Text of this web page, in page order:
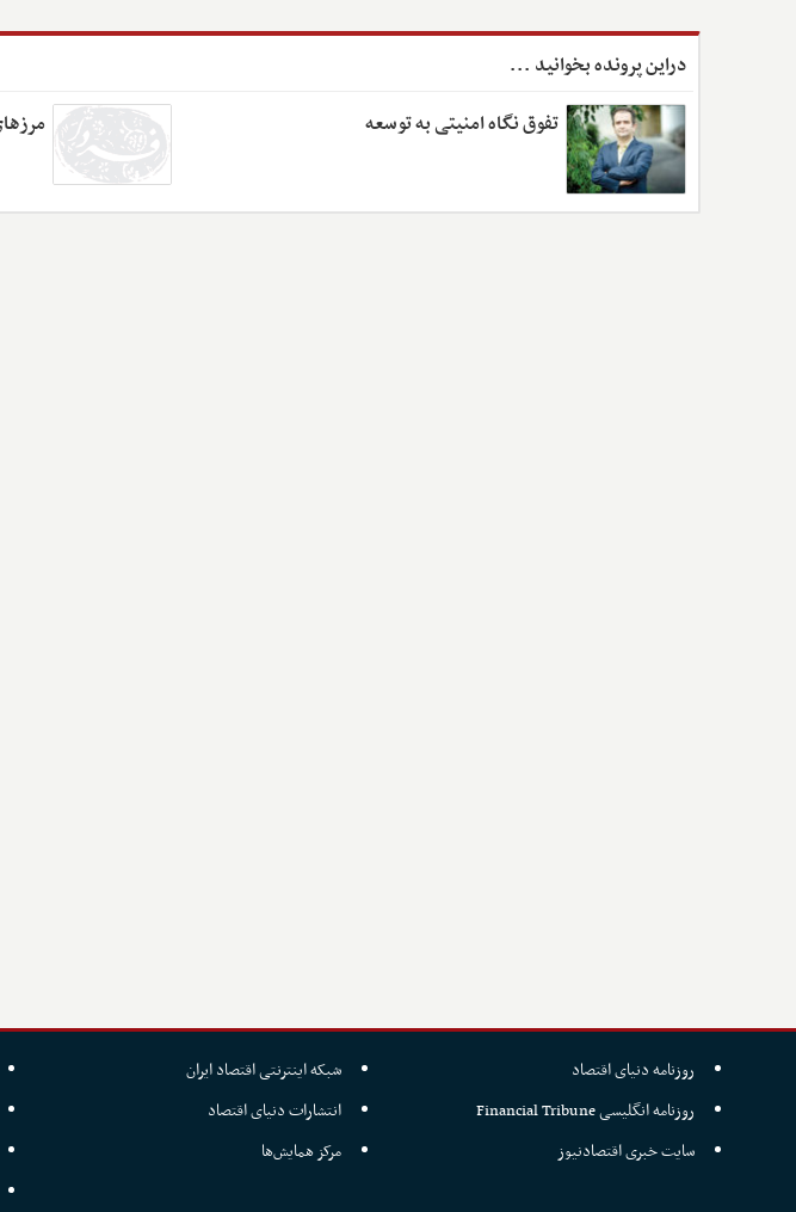
دراین پرونده بخوانید ...
تفوق نگاه امنیتی به توسعه
روزنامه دنیای اقتصاد
روزنامه انگلیسی Financial Tribune
سایت خبری اقتصادنیوز
شبکه اینترنتی اقتصاد ایران
انتشارات دنیای اقتصاد
مرکز همایش‌ها